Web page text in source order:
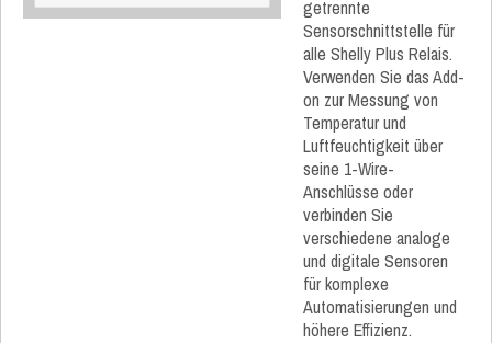
getrennte
Sensorschnittstelle für
alle Shelly Plus Relais.
Verwenden Sie das Add-
on zur Messung von
Temperatur und
Luftfeuchtigkeit über
seine 1-Wire-
Anschlüsse oder
verbinden Sie
verschiedene analoge
und digitale Sensoren
für komplexe
Automatisierungen und
höhere Effizienz.